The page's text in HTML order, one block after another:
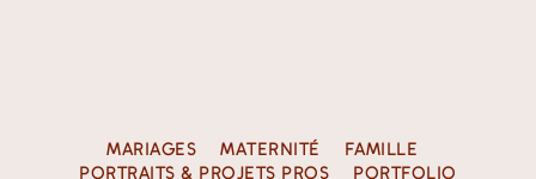
MARIAGES MATERNITÉ
FAMILLE
PORTRAITS & PROJETS PROS
PORTFOLIO